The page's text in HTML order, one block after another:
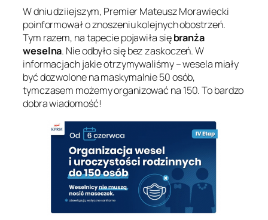
W dniu dziiejszym, Premier Mateusz Morawiecki
poinformował o znoszeniu kolejnych obostrzeń.
Tym razem, na tapecie pojawiła siębranża
weselna. Nie odbyło się bez zaskoczeń. W
informacjach jakie otrzymywaliśmy – wesela miały
być dozwolone na maskymalnie 50 osób,
tymczasem możemy organizować na 150. To bardzo
dobra wiadomość!